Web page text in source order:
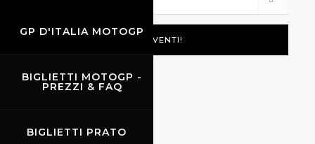
GP D'ITALIA MOTOGP
BIGLIETTI MOTOGP -
PREZZI & FAQ
BIGLIETTI PRATO